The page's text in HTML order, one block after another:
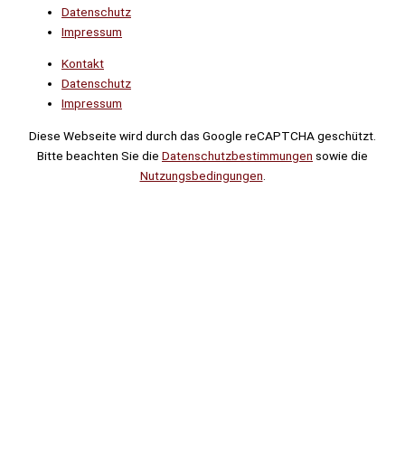
Datenschutz
Impressum
Kontakt
Datenschutz
Impressum
Diese Webseite wird durch das Google reCAPTCHA geschützt.
Bitte beachten Sie die Datenschutzbestimmungen sowie die
Nutzungsbedingungen